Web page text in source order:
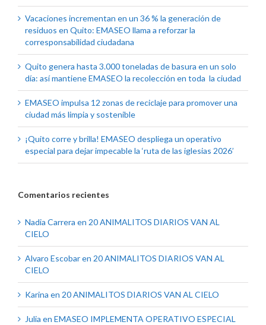
Vacaciones incrementan en un 36 % la generación de
residuos en Quito: EMASEO llama a reforzar la
corresponsabilidad ciudadana
Quito genera hasta 3.000 toneladas de basura en un solo
día: así mantiene EMASEO la recolección en toda la ciudad
EMASEO impulsa 12 zonas de reciclaje para promover una
ciudad más limpia y sostenible
¡Quito corre y brilla! EMASEO despliega un operativo
especial para dejar impecable la ‘ruta de las iglesias 2026’
Comentarios recientes
Nadia Carrera en 20 ANIMALITOS DIARIOS VAN AL
CIELO
Alvaro Escobaren 20 ANIMALITOS DIARIOS VAN AL
CIELO
Karina en 20 ANIMALITOS DIARIOS VAN AL CIELO
Julia en EMASEO IMPLEMENTA OPERATIVO ESPECIAL